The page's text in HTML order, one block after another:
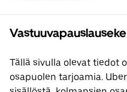
Vastuuvapauslauseke
Tällä sivulla olevat tiedot
osapuolen tarjoamia.